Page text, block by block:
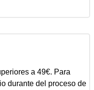
a 49€. Para
durante del proceso de